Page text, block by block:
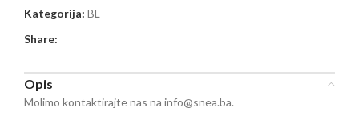
Kategorija: BL
Share:
Opis
Molimo kontaktirajte nas na info@snea.ba.